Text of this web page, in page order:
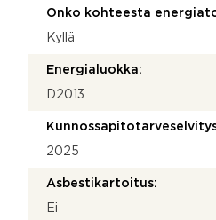
Onko kohteesta
Kyllä
Energialuokka:
D2013
2025
Asbestikartoitus:
Ei